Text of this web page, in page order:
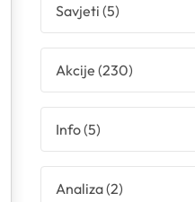
Savjeti (5)
Akcije (230)
Info(5)
Analiza(2)